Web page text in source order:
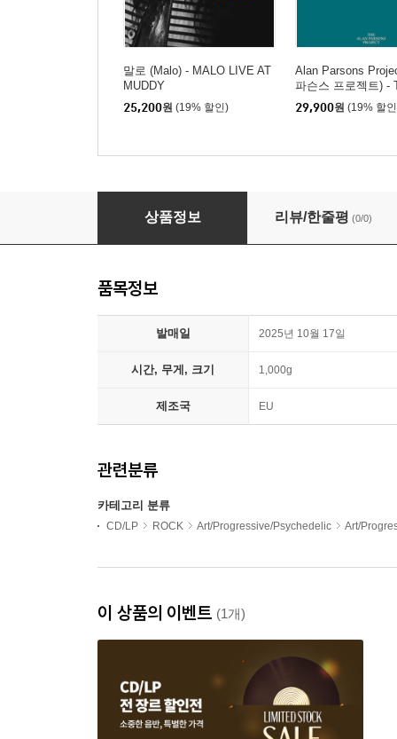
말로 (Malo) - MALO LIVE AT
MUDDY
25,200원 (19% 할인)
Alan Parsons
파슨스 프로젝트) -
Mystery And
dgar Allan Poe
29,900원 (19% 할
Alan Parsons Project (알란 파슨스 프로젝트)
상품정보 리뷰/한줄평 (0/0)
품목정보
발매일 2025년 10월 17일
시간, 무게, 크기 1,000g
제조국 EU
관련분류
카테고리 분류
CD/LP ROCK Art/Progressive/Psychedelic Art/
이 상품의 이벤트 (1개)